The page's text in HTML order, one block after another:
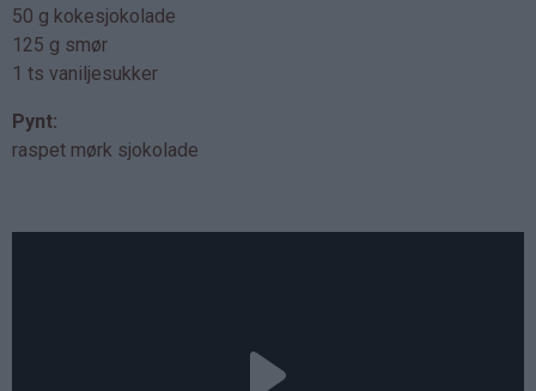
50 g kokesjokolade
125 g smør
1 ts vaniljesukker
Pynt:
raspet mørk sjokolade